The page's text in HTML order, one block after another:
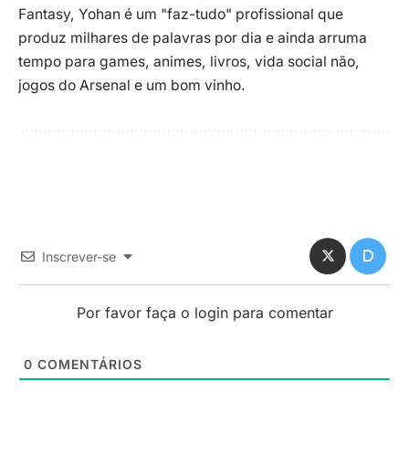
Fantasy, Yohan é um "faz-tudo" profissional que
produz milhares de palavras por dia e ainda arruma
tempo para games, animes, livros, vida social não,
jogos do Arsenal e um bom vinho.
Inscrever-se
Por favor faça o login para comentar
0 COMENTÁRIOS